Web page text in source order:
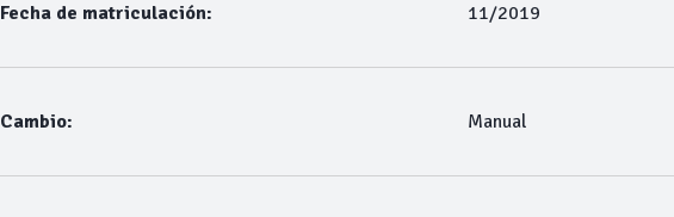
Fecha de matriculación: 11/2019
Cambio: Manual